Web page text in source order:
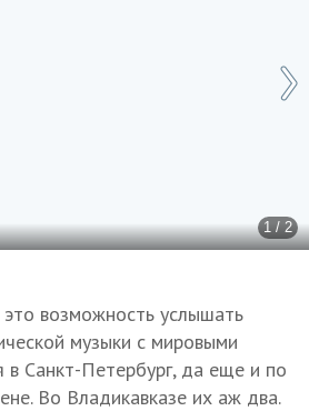
1 / 2
возможность услышать
музыки с мировыми
в Санкт-Петербург, да еще и по
Во Владикавказе их аж два.